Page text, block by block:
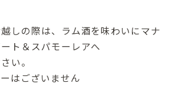
しの際は、ラム酒を味わいにマナ
ト＆スパモーレアへ
い。
はございません